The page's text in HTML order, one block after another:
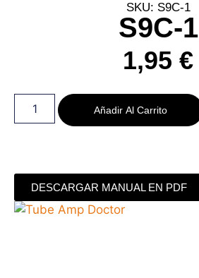
SKU: S9C-1
S9C-1
1,95 €
Añadir Al Carrito
DESCARGAR MANUAL EN PDF